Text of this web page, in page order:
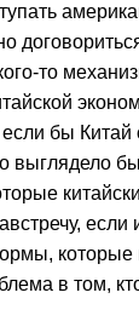
то
бы Китай
выглядело
если
в том,